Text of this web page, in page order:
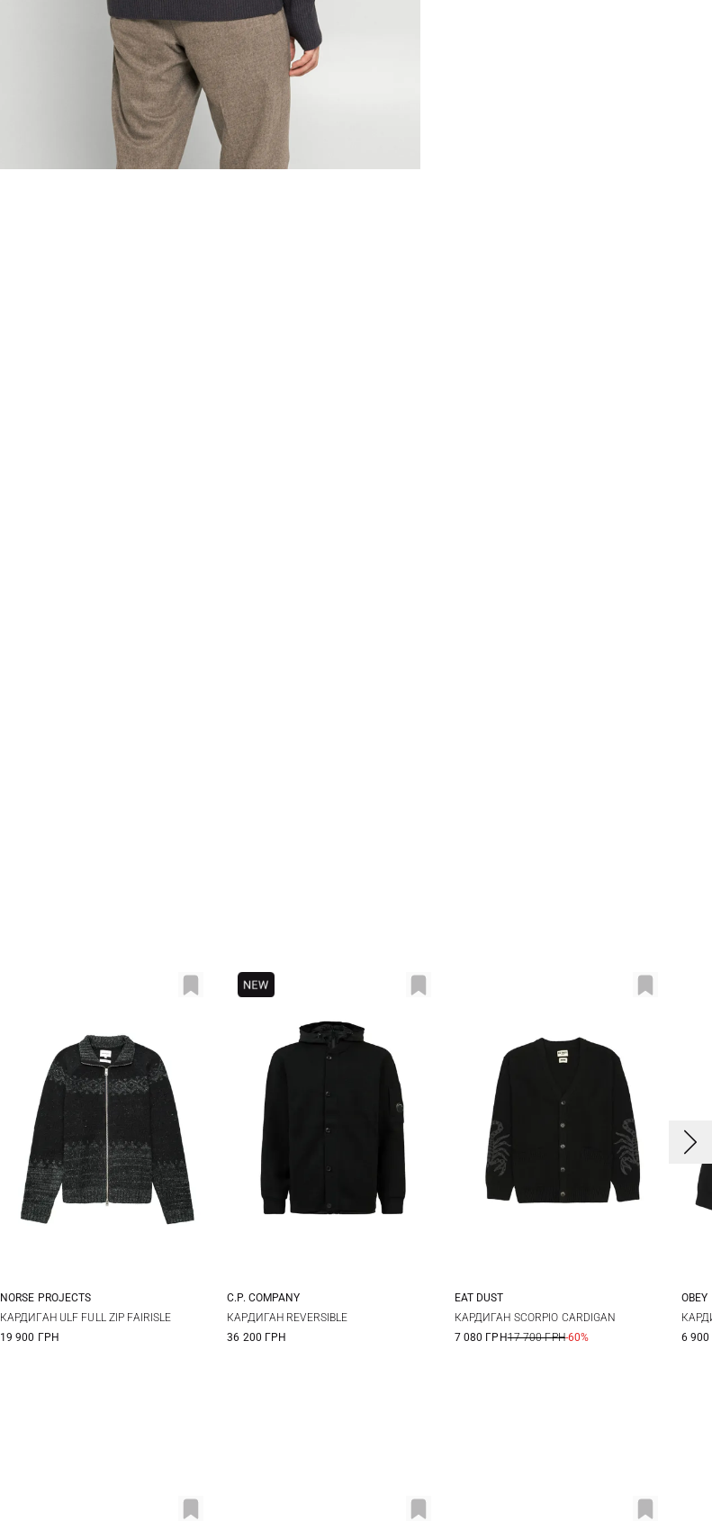
S M L
NORSE PROJECTS
КАРДИГАН ULF FULL ZIP FAIRISLE
19 900 ГРН
M L
C.P. COMPANY
КАРДИГАН REVERSIBLE
36 200 ГРН
M L XL
EAT DUST
КАРДИГАН SCORPIO CARDIGAN
7 080 ГРН17 700 ГРН-60%
S
OBEY
6